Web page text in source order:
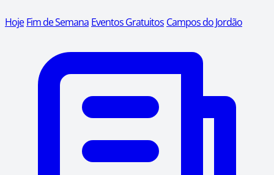
Hoje Fim de Semana Eventos Gratuitos Campos do Jordão